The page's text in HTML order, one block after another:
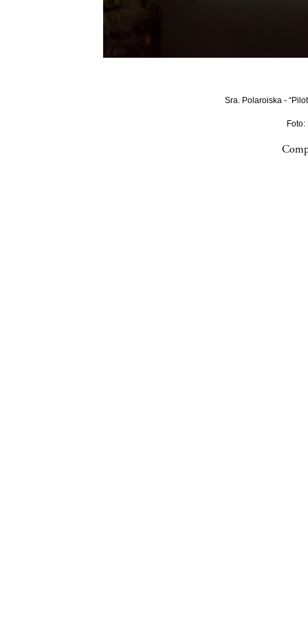
Sra. Polaroiska -